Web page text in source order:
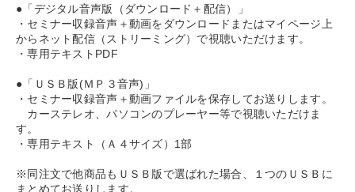
●「デジタル音声版（ダウンロード＋配信）」
・セミナー収録音声＋動画をダウンロードまたはマイページ上
からネット配信（ストリーミング）で視聴いただけます。
・専用テキストPDF
●「ＵＳＢ版(ＭＰ３音声)」
・セミナー収録音声＋動画ファイルを保存してお送りします。
カーステレオ、パソコンのプレーヤー等で視聴いただけま
す。
・専用テキスト（Ａ４サイズ）1部
※同注文で他商品もＵＳＢ版で選ばれた場合、１つのＵＳＢに
まとめてお送りします。